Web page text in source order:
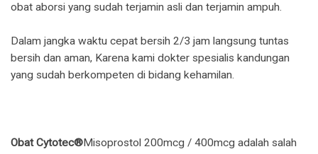
obat aborsi yang sudah terjamin asli dan terjamin ampuh.
Dalam jangka waktu cepat bersih 2/3 jam langsung tuntas
bersih dan aman, Karena kami dokter spesialis kandungan
yang sudah berkompeten di bidang kehamilan.
Obat Cytotec®Misoprostol 200mcg / 400mcg adalah salah